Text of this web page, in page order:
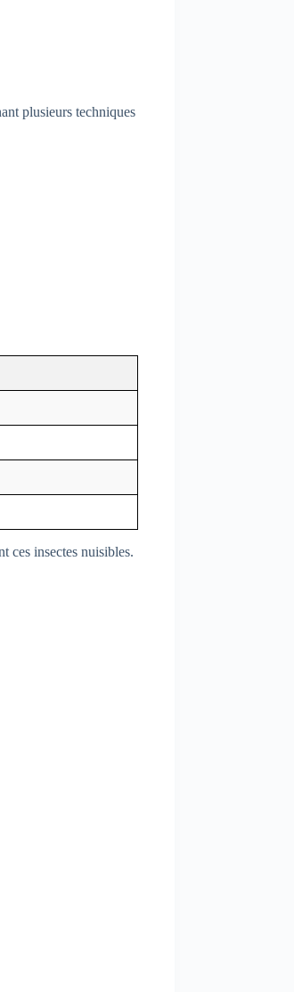
plusieurs techniques
ces insectes nuisibles.